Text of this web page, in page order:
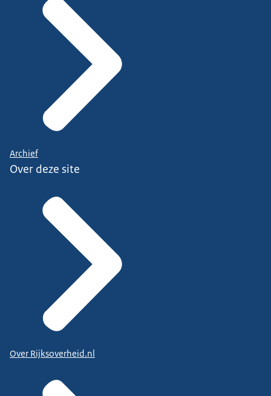
Archief
Over deze site
Over Rijksoverheid.nl